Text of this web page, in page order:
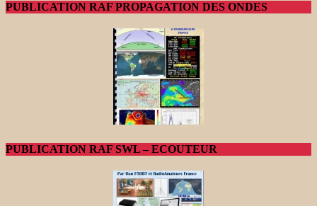
PUBLICATION RAF PROPAGATION DES ONDES
PUBLICATION RAF SWL – ECOUTEUR